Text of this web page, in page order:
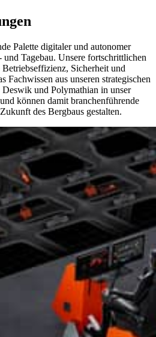
Palette digitaler und autonomer
Tagebau. Unsere fortschrittlichen
Sicherheit und
Fachwissen aus unseren strategischen
und Polymathian in unser
können damit branchenführende
des Bergbaus gestalten.